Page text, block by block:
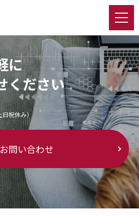
に
ください
日祝休み）
お問い合わせ